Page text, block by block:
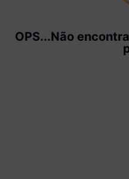
OPS...Não